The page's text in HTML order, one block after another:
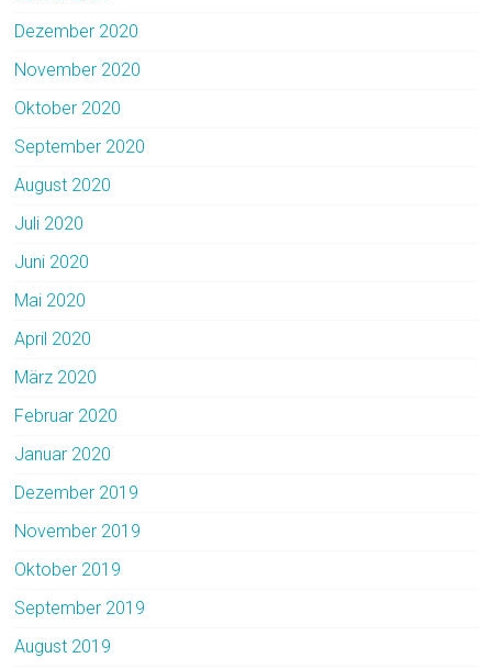
Dezember 2020
November 2020
Oktober 2020
September 2020
August 2020
Juli 2020
Juni 2020
Mai 2020
April 2020
März 2020
Februar 2020
Januar 2020
Dezember 2019
November 2019
Oktober 2019
September 2019
August 2019